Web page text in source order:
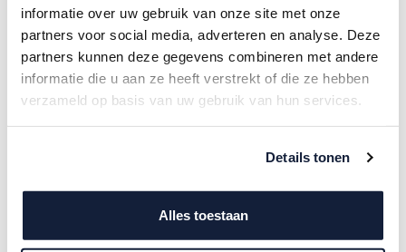
informatie over uw gebruik van onze site met onze
partners voor social media, adverteren en analyse. Deze
partners kunnen deze gegevens combineren met andere
informatie die u aan ze heeft verstrekt of die ze hebben
verzameld op basis van uw gebruik van hun services.
Details tonen
Alles toestaan
Opbergen
Opbergen Kamertapijten